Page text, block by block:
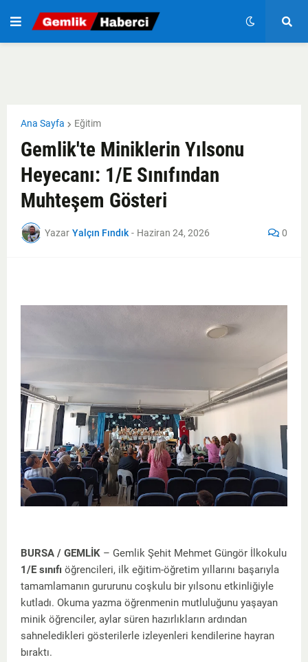
Ana Sayfa Eğitim
Gemlik'te Miniklerin Yılsonu
Heyecanı: 1/E Sınıfından
Muhteşem Gösteri
Yazar Yalçın Fındık - Haziran 24, 2026 0
BURSA / GEMLİK – Gemlik Şehit Mehmet Güngör İlkokulu
1/E sınıfı öğrencileri, ilk eğitim-öğretim yıllarını başarıyla
tamamlamanın gururunu coşkulu bir yılsonu etkinliğiyle
kutladı. Okuma yazma öğrenmenin mutluluğunu yaşayan
minik öğrenciler, aylar süren hazırlıkların ardından
sahneledikleri gösterilerle izleyenleri kendilerine hayran
bıraktı.